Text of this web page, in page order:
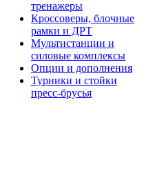
тренажеры
Кроссоверы, блочные
рамки и ДРТ
Мультистанции и
силовые комплексы
Опции и дополнения
Турники и стойки
пресс-брусья